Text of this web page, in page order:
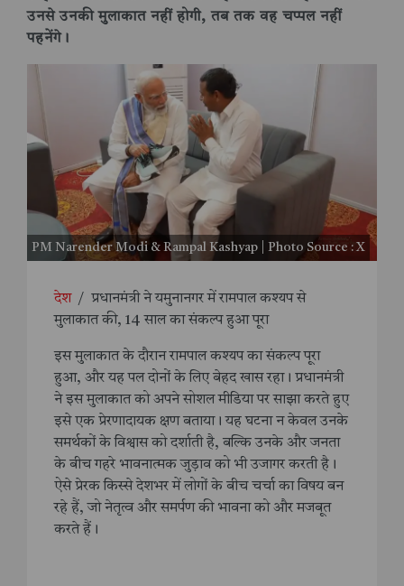
उनसे उनकी मुलाकात नहीं होगी, तब तक वह चप्पल नहीं
पहनेंगे।
PM Narender Modi & Rampal Kashyap | Photo Source : X
देश / प्रधानमंत्री ने यमुनानगर में रामपाल कश्यप से
मुलाकात की, 14 साल का संकल्प हुआ पूरा
इस मुलाकात के दौरान रामपाल कश्यप का संकल्प पूरा
हुआ, और यह पल दोनों के लिए बेहद खास रहा। प्रधानमंत्री
ने इस मुलाकात को अपने सोशल मीडिया पर साझा करते हुए
इसे एक प्रेरणादायक क्षण बताया। यह घटना न केवल उनके
समर्थकों के विश्वास को दर्शाती है, बल्कि उनके और जनता
के बीच गहरे भावनात्मक जुड़ाव को भी उजागर करती है।
ऐसे प्रेरक किस्से देशभर में लोगों के बीच चर्चा का विषय बन
रहे हैं, जो नेतृत्व और समर्पण की भावना को और मजबूत
करते हैं।